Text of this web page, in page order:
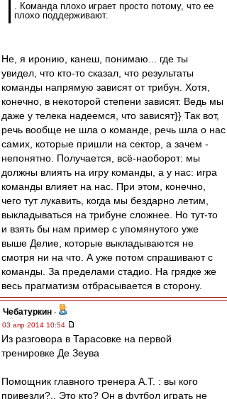
. Команда плохо играет просто потому, что ее
плохо поддерживают.
Не, я иронию, канеш, понимаю... где ты
увидел, что кто-то сказал, что результаты
команды напрямую зависят от трибун. Хотя,
конечно, в некоторой степени зависят. Ведь мы
даже у телека надеемся, что зависят}} Так вот,
речь вообще не шла о команде, речь шла о нас
самих, которые пришли на сектор, а зачем -
непонятно. Получается, всё-наоборот: мы
должны влиять на игру команды, а у нас: игра
команды влияет на нас. При этом, конечно,
чего тут лукавить, когда мы бездарно летим,
выкладываться на трибуне сложнее. Но тут-то
и взять бы нам пример с упомянутого уже
выше Делие, которые выкладываются не
смотря ни на что. А уже потом спрашивают с
команды. За пределами стадио. На грядке же
весь прагматизм отбрасывается в сторону.
Чебатуркин -
03 апр 2014 10:54
Из разговора в Тарасовке на первой
тренировке Де Зеува
Помощник главного тренера А.Т. : вы кого
привезли?.. Это кто? Он в футбол играть не